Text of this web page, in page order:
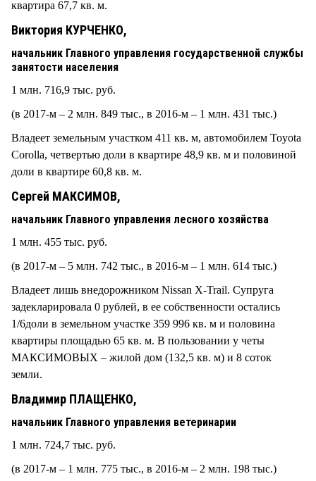
квартира 67,7 кв. м.
Виктория КУРЧЕНКО,
начальник Главного управления государственной службы
занятости населения
1 млн. 716,9 тыс. руб.
(в 2017-м – 2 млн. 849 тыс., в 2016-м – 1 млн. 431 тыс.)
Владеет земельным участком 411 кв. м, автомобилем Toyota
Corolla, четвертью доли в квартире 48,9 кв. м и половиной
доли в квартире 60,8 кв. м.
Сергей МАКСИМОВ,
начальник Главного управления лесного хозяйства
1 млн. 455 тыс. руб.
(в 2017-м – 5 млн. 742 тыс., в 2016-м – 1 млн. 614 тыс.)
Владеет лишь внедорожником Nissan X-Trail. Супруга
задекларировала 0 рублей, в ее собственности остались
1/6доли в земельном участке 359 996 кв. м и половина
квартиры площадью 65 кв. м. В пользовании у четы
МАКСИМОВЫХ – жилой дом (132,5 кв. м) и 8 соток
земли.
Владимир ПЛАЩЕНКО,
начальник Главного управления ветеринарии
1 млн. 724,7 тыс. руб.
(в 2017-м – 1 млн. 775 тыс., в 2016-м – 2 млн. 198 тыс.)